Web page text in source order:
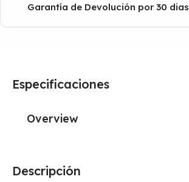
Garantía de Devolución por 30 dias
Descripción
Especificaciones
Overview